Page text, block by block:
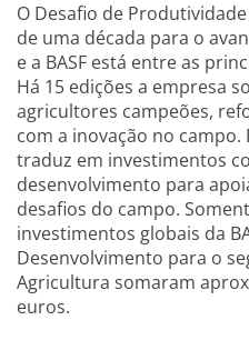
O Desafio de
de uma década para o
e a BASF está entre as
Há 15 edições a empresa
agricultores campeões,
com a inovação no campo.
traduz em investimentos
desenvolvimento para
desafios do campo.
investimentos globais da
Desenvolvimento para o
Agricultura somaram
euros.